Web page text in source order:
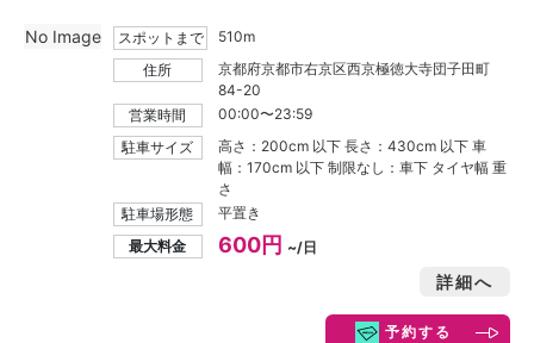
スポットまで
510m
住所
京都府京都市右京区西京極徳大寺団子田町
84-20
営業時間
00:00〜23:59
駐車サイズ
高さ：200cm 以下 長さ：430cm 以下 車
幅：170cm 以下 制限なし：車下 タイヤ幅 重
さ
駐車場形態
平置き
最大料金
600円 ~/日
詳細へ
予約する
No Image